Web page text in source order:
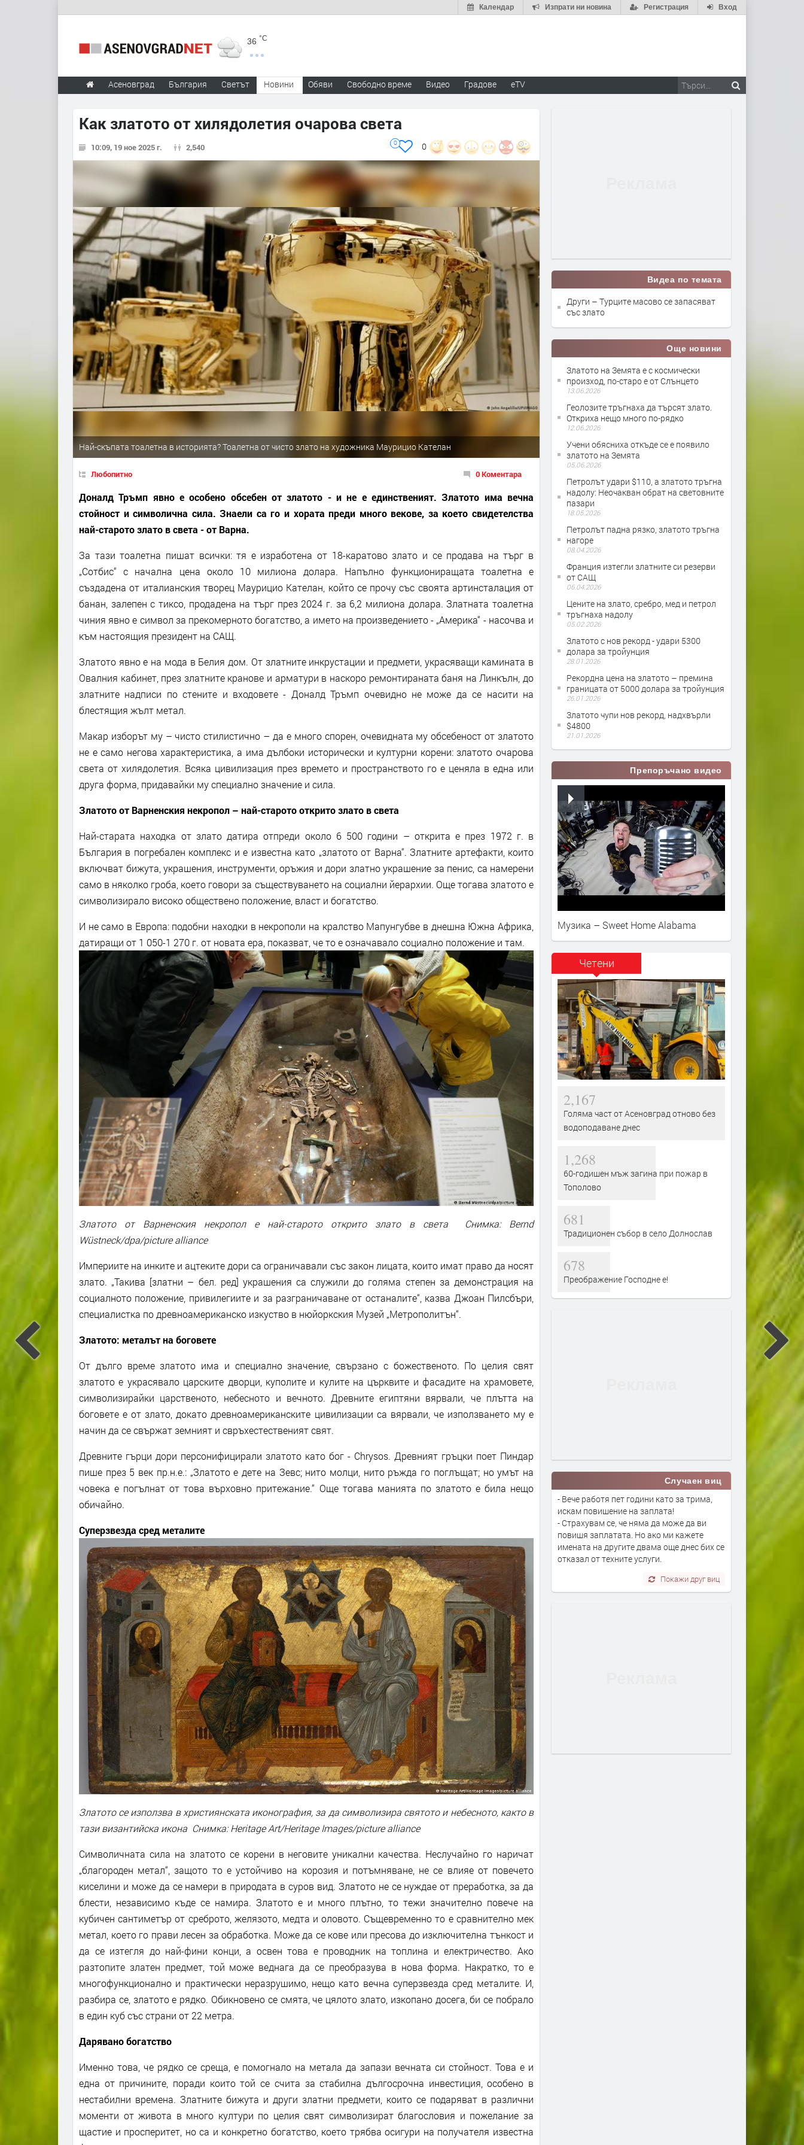
Вход
Регистрация
Изпрати ни новина
Календар
36 °C
Асеновград България Светът Новини Обяви Свободно време Видео Градове eTV
Как златото от хилядолетия очарова света
10:09, 19 ное 2025 г. 2,540 0
0
Най-скъпата тоалетна в историята? Тоалетна от чисто злато на художника Маурицио Кателан
Любопитно 0 Коментара
Доналд Тръмп явно е особено обсебен от златото - и не е единственият. Златото има вечна
стойност и символична сила. Знаели са го и хората преди много векове, за което свидетелства
най-старото злато в света - от Варна.
За тази тоалетна пишат всички: тя е изработена от 18-каратово злато и се продава на търг в
„Сотбис“ с начална цена около 10 милиона долара. Напълно функциониращата тоалетна е
създадена от италианския творец Маурицио Кателан, който се прочу със своята артинсталация от
банан, залепен с тиксо, продадена на търг през 2024 г. за 6,2 милиона долара. Златната тоалетна
чиния явно е символ за прекомерното богатство, а името на произведението - „Америка“ - насочва и
към настоящия президент на САЩ.
Златото явно е на мода в Белия дом. От златните инкрустации и предмети, украсяващи камината в
Овалния кабинет, през златните кранове и арматури в наскоро ремонтираната баня на Линкълн, до
златните надписи по стените и входовете - Доналд Тръмп очевидно не може да се насити на
блестящия жълт метал.
Макар изборът му – чисто стилистично – да е много спорен, очевидната му обсебеност от златото
не е само негова характеристика, а има дълбоки исторически и културни корени: златото очарова
света от хилядолетия. Всяка цивилизация през времето и пространството го е ценяла в една или
друга форма, придавайки му специално значение и сила.
Златото от Варненския некропол – най-старото открито злато в света
Най-старата находка от злато датира отпреди около 6 500 години – открита е през 1972 г. в
България в погребален комплекс и е известна като „златото от Варна“. Златните артефакти, които
включват бижута, украшения, инструменти, оръжия и дори златно украшение за пенис, са намерени
само в няколко гроба, което говори за съществуването на социални йерархии. Още тогава златото е
символизирало високо обществено положение, власт и богатство.
И не само в Европа: подобни находки в некрополи на кралство Мапунгубве в днешна Южна Африка,
датиращи от 1 050-1 270 г. от новата ера, показват, че то е означавало социално положение и там.
Златото от Варненския некропол е най-старото открито злато в света Снимка: Bernd
Wüstneck/dpa/picture alliance
Империите на инките и ацтеките дори са ограничавали със закон лицата, които имат право да носят
злато. „Такива [златни – бел. ред] украшения са служили до голяма степен за демонстрация на
социалното положение, привилегиите и за разграничаване от останалите“, казва Джоан Пилсбъри,
специалистка по древноамериканско изкуство в нюйоркския Музей „Метрополитън“.
Златото: металът на боговете
От дълго време златото има и специално значение, свързано с божественото. По целия свят
златото е украсявало царските дворци, куполите и кулите на църквите и фасадите на храмовете,
символизирайки царственото, небесното и вечното. Древните египтяни вярвали, че плътта на
боговете е от злато, докато древноамериканските цивилизации са вярвали, че използването му е
начин да се свържат земният и свръхестественият свят.
Древните гърци дори персонифицирали златото като бог - Chrysos. Древният гръцки поет Пиндар
пише през 5 век пр.н.е.: „Златото е дете на Зевс; нито молци, нито ръжда го поглъщат; но умът на
човека е погълнат от това върховно притежание.“ Още тогава манията по златото е била нещо
обичайно.
Суперзвезда сред металите
Златото се използва в християнската иконография, за да символизира святото и небесното, както в
тази византийска икона Снимка: Heritage Art/Heritage Images/picture alliance
Символичната сила на златото се корени в неговите уникални качества. Неслучайно го наричат
„благороден метал“, защото то е устойчиво на корозия и потъмняване, не се влияе от повечето
киселини и може да се намери в природата в суров вид. Златото не се нуждае от преработка, за да
блести, независимо къде се намира. Златото е и много плътно, то тежи значително повече на
кубичен сантиметър от среброто, желязото, медта и оловото. Същевременно то е сравнително мек
метал, което го прави лесен за обработка. Може да се кове или пресова до изключителна тънкост и
да се изтегля до най-фини конци, а освен това е проводник на топлина и електричество. Ако
разтопите златен предмет, той може веднага да се преобразува в нова форма. Накратко, то е
многофункционално и практически неразрушимо, нещо като вечна суперзвезда сред металите. И,
разбира се, златото е рядко. Обикновено се смята, че цялото злато, изкопано досега, би се побрало
в един куб със страни от 22 метра.
Дарявано богатство
Именно това, че рядко се среща, е помогнало на метала да запази вечната си стойност. Това е и
една от причините, поради които той се счита за стабилна дългосрочна инвестиция, особено в
нестабилни времена. Златните бижута и други златни предмети, които се подаряват в различни
моменти от живота в много култури по целия свят символизират благословия и пожелание за
щастие и просперитет, но са и конкретно богатство, което трябва осигури на получателя известна
Видеа по темата
Други – Турците масово се запасяват
със злато
Още новини
Златото на Земята е с космически
произход, по-старо е от Слънцето
13.06.2026
Геолозите тръгнаха да търсят злато.
Откриха нещо много по-рядко
12.06.2026
Учени обясниха откъде се е появило
златото на Земята
05.06.2026
Петролът удари $110, а златото тръгна
надолу: Неочакван обрат на световните
пазари
18.05.2026
Петролът падна рязко, златото тръгна
нагоре
08.04.2026
Франция изтегли златните си резерви
от САЩ
06.04.2026
Цените на злато, сребро, мед и петрол
тръгнаха надолу
05.02.2026
Златото с нов рекорд - удари 5300
долара за тройунция
28.01.2026
Рекордна цена на златото – премина
границата от 5000 долара за тройунция
26.01.2026
Златото чупи нов рекорд, надхвърли
$4800
21.01.2026
Препоръчано видео
Музика – Sweet Home Alabama
Четени
2,167
Голяма част от Асеновград отново без
водоподаване днес
1,268
60-годишен мъж загина при пожар в
Тополово
681
Традиционен събор в село Долнослав
678
Преображение Господне е!
Случаен виц
- Вече работя пет години като за трима,
искам повишение на заплата!
- Страхувам се, че няма да може да ви
повишя заплатата. Но ако ми кажете
имената на другите двама още днес бих се
отказал от техните услуги.
Покажи друг виц